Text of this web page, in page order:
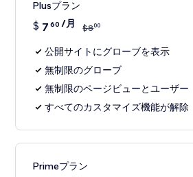
Plusプラン
$ 7 60 /月 $800
公開サイトにグローブを表示
無制限のグローブ
無制限のページビューとユーザー
すべてのカスタマイズ機能が解除
Primeプラン